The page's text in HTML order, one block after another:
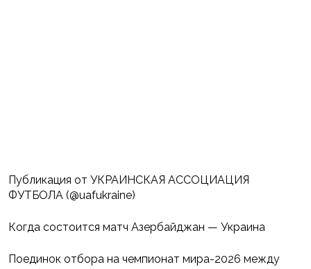
Публикация от УКРАИНСКАЯ АССОЦИАЦИЯ
ФУТБОЛА (@uafukraine)
Когда состоится матч Азербайджан — Украина
Поединок отбора на чемпионат мира-2026 между